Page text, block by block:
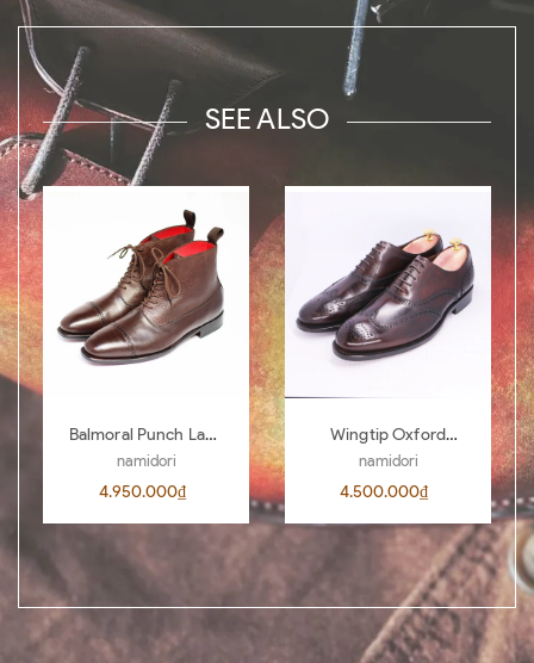
SEE ALSO
Balmoral Punch Lace
Boots BL04
namidori
4.950.000₫
Wingtip Oxford
AL00 D.Brown 442
namidori
4.500.000₫